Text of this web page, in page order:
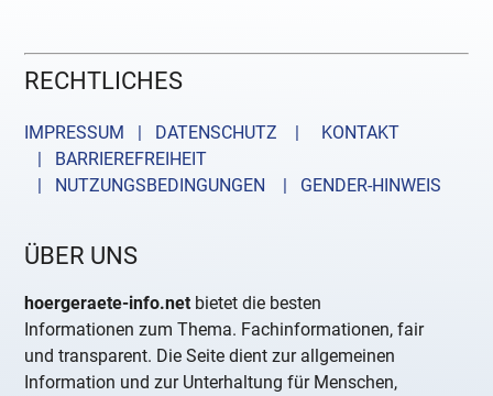
RECHTLICHES
IMPRESSUM | DATENSCHUTZ |
KONTAKT
| BARRIEREFREIHEIT
| NUTZUNGSBEDINGUNGEN
| GENDER-HINWEIS
ÜBER UNS
hoergeraete-info.net bietet die besten
Informationen zum Thema. Fachinformationen, fair
und transparent. Die Seite dient zur allgemeinen
Information und zur Unterhaltung für Menschen,